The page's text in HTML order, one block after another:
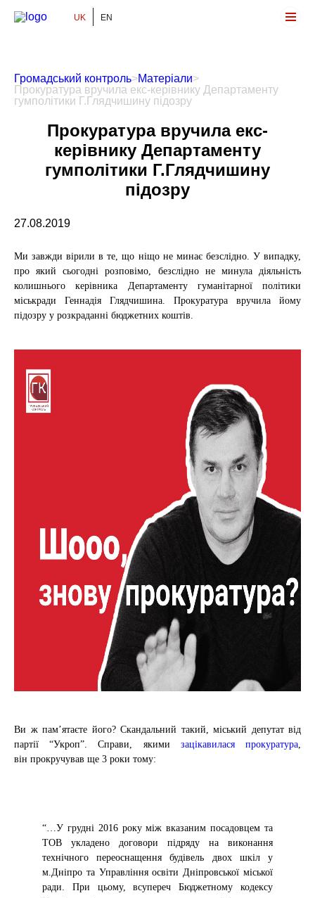
Громадський Контроль
UK EN
Громадський контроль>Матеріали>
Прокуратура вручила екс-керівнику Департаменту
гумполітики Г.Глядчишину підозру
Прокуратура вручила екс-
керівнику Департаменту
гумполітики Г.Глядчишину
підозру
27.08.2019
Ми завжди вірили в те, що ніщо не минає безслідно. У випадку,
про який сьогодні розповімо, безслідно не минула діяльність
колишнього керівника Департаменту гуманітарної політики
міськради Геннадія Глядчишина. Прокуратура вручила йому
підозру у розкраданні бюджетних коштів.
Ви ж пам’ятаєте його? Скандальний такий, міський депутат від
партії “Укроп”. Справи, якими зацікавилася прокуратура,
він прокручував ще 3 роки тому:
“…У грудні 2016 року між вказаним посадовцем та
ТОВ укладено договори підряду на виконання
технічного переоснащення будівель двох шкіл у
м.Дніпро та Управління освіти Дніпровської міської
ради. При цьому, всупереч Бюджетному кодексу